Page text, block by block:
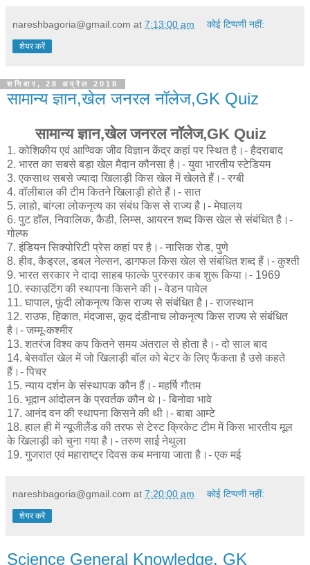
nareshbagoria@gmail.com at 7:13:00 am कोई टिप्पणी नहीं:
शेयर करें
शनिवार, 28 अप्रैल 2018
सामान्य ज्ञान,खेल जनरल नॉलेज,GK Quiz
सामान्य ज्ञान,खेल जनरल नॉलेज,GK Quiz
1. कोशिकीय एवं आण्विक जीव विज्ञान केंद्र कहां पर स्थित है।- हैदराबाद
2. भारत का सबसे बड़ा खेल मैदान कौनसा है।- युवा भारतीय स्टेडियम
3. एकसाथ सबसे ज्यादा खिलाड़ी किस खेल में खेलते हैं।- रग्बी
4. वॉलीबाल की टीम कितने खिलाड़ी होते हैं।- सात
5. लाहो, बांग्ला लोकनृत्य का संबंध किस से राज्य है।- मेघालय
6. पुट हॉल, निवालिक, कैडी, लिम्स, आयरन शब्द किस खेल से संबंधित है।-
गोल्फ
7. इंडियन सिक्योरिटी प्रेस कहां पर है।- नासिक रोड, पुणे
8. हीव, कैड्रल, डबल नेल्सन, डागफल किस खेल से संबंधित शब्द हैं।- कुश्ती
9. भारत सरकार ने दादा साहब फाल्के पुरस्कार कब शुरू किया।- 1969
10. स्काउटिंग की स्थापना किसने की।- वेडन पावेल
11. घापाल, फूंदी लोकनृत्य किस राज्य से संबंधित है।- राजस्थान
12. राउफ, हिकात, मंदजास, कूद दंडीनाच लोकनृत्य किस राज्य से संबंधित
है।- जम्मू-कश्मीर
13. शतरंज विश्व कप कितने समय अंतराल से होता है।- दो साल बाद
14. बेसवॉल खेल में जो खिलाड़ी बॉल को बेटर के लिए फैंकता है उसे कहते
हैं।- पिचर
15. न्याय दर्शन के संस्थापक कौन हैं।- महर्षि गौतम
16. भूदान आंदोलन के प्रवर्तक कौन थे।- बिनोवा भावे
17. आनंद वन की स्थापना किसने की थी।- बाबा आम्टे
18. हाल ही में न्यूजीलैंड की तरफ से टेस्ट क्रिकेट टीम में किस भारतीय मूल
के खिलाड़ी को चुना गया है।- तरुण साई नेथुला
19. गुजरात एवं महाराष्ट्र दिवस कब मनाया जाता है।- एक मई
nareshbagoria@gmail.com at 7:20:00 am कोई टिप्पणी नहीं:
शेयर करें
Science General Knowledge, GK